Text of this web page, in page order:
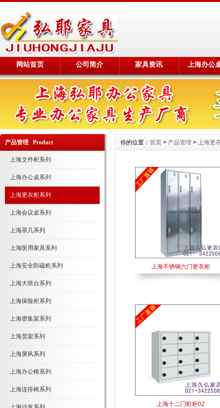
网站首页 公司简介 家具资讯 上海办公
产品管理 Product
上海文件柜系列
上海办公桌系列
上海更衣柜系列
上海会议桌系列
上海茶几系列
上海医用家具系列
上海安全防磁柜系列
上海大班台系列
上海保险柜系列
上海密集架系列
上海货架系列
上海屏风系列
上海办公椅系列
上海连排椅系列
你的位置： 首页 > 产品管理 > 上海更
上海不锈钢六门更衣柜
上海十二门鞋柜02